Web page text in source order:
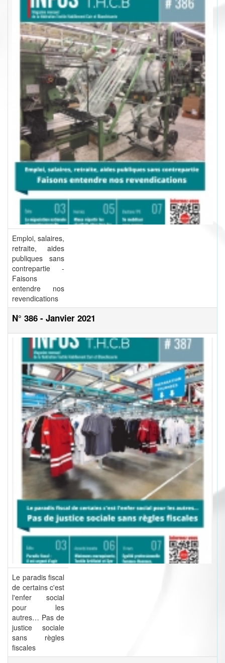
Emploi, salaires,
retraite, aides
publiques sans
contrepartie -
Faisons
entendre nos
revendications
N° 386 - Janvier 2021
Le paradis fiscal
de certains c'est
l'enfer social
pour les
autres… Pas de
justice sociale
sans règles
fiscales